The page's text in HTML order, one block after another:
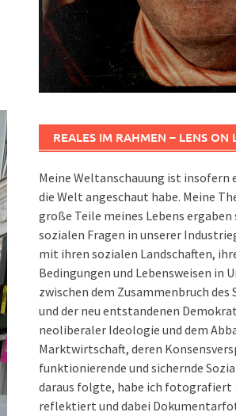
REALES IM RAHMEN – LENS ON
Meine Weltanschauung ist insofern
die Welt angeschaut habe. Meine
große Teile meines Lebens ergaben
sozialen Fragen in unserer
mit ihren sozialen Landschaften,
Bedingungen und Lebensweisen in
zwischen dem Zusammenbruch des
und der neu entstandenen
neoliberaler Ideologie und dem
Marktwirtschaft, deren
funktionierende und sichernde
daraus folgte, habe ich
reflektiert und dabei